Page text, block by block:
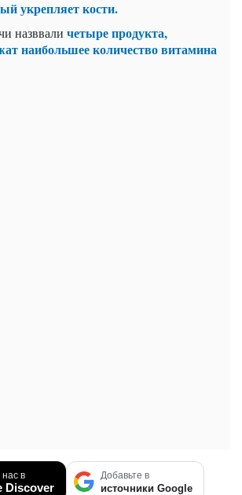
укрепляет кости.
назввали четыре продукта,
наибольшее количество витамина
в
Discover
Добавьте в
источники Google